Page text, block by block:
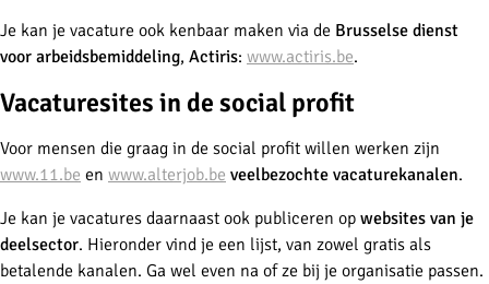
Je kan je vacature ook kenbaar maken via de Brusselse dienst
voor arbeidsbemiddeling, Actiris: www.actiris.be.
Vacaturesites in de social profit
Voor mensen die graag in de social profit willen werken zijn
www.11.be en www.alterjob.be veelbezochte vacaturekanalen.
Je kan je vacatures daarnaast ook publiceren op websites van je
deelsector. Hieronder vind je een lijst, van zowel gratis als
betalende kanalen. Ga wel even na of ze bij je organisatie passen.